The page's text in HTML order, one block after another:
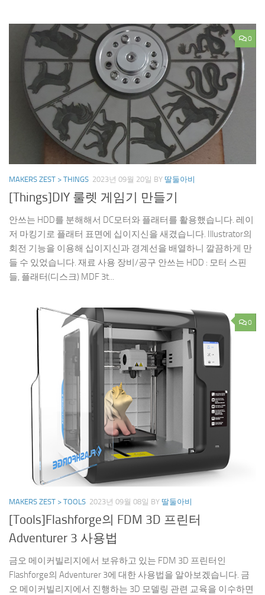
0
MAKERS ZEST > THINGS 2023년 09월 20일 BY 딸둘아비
[Things]DIY 룰렛 게임기 만들기
안쓰는 HDD를 분해해서 DC모터와 플래터를 활용했습니다. 레이
저 마킹기로 플래터 표면에 십이지신을 새겼습니다. Illustrator의
회전 기능을 이용해 십이지신과 경계선을 배열하니 깔끔하게 만
들 수 있었습니다. 재료 사용 장비/공구 안쓰는 HDD : 모터 스핀
들, 플래터(디스크) MDF 3t...
0
MAKERS ZEST > TOOLS 2023년 09월 08일 BY 딸둘아비
[Tools]Flashforge의 FDM 3D 프린터
Adventurer 3 사용법
금오 메이커빌리지에서 보유하고 있는 FDM 3D 프린터인
Flashforge의 Adventurer 3에 대한 사용법을 알아보겠습니다. 금
오 메이커빌리지에서 진행하는 3D 모델링 관련 교육을 이수하면